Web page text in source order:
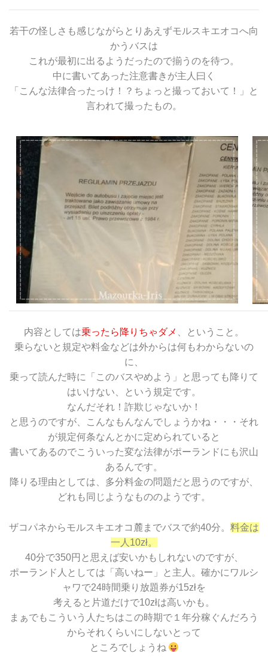
若干の怪しさも感じながらとりあえずモルスキエオコへ向
かうバスは
これが最初に出るようだったので揃うのを待つ。
中に書いてあった注意書きが主人曰く
「こんな法律合ったっけ！？ちょっと撮っておいて！」と
言われて撮ったもの。
内容としては乗ったら降りちゃダメ 、ということ。
乗らないと規定や料金などは外からは何もわからないの
に、
乗って読んだ時に「このバスやめよう」と思っても降りて
はいけない、という規定です。
なんだそれ！詐欺じゃないか！
と思うのですが、こんなもんなんでしょうかね・・・それ
が規定何条なんとかに定められていると
書いてあるのでこういった変な法律がポーランドにも沢山
あるんです。
降りる理由としては、多分料金の問題だと思うのですが、
どれも同じようなもののようです。
ザコパネからモルスキエオコ麓までバスで約40分。 料金は
一人10zł。
40分で350円と思えば安いかもしれないのですが、
ポーランド人としては「高いねー」と主人。確かにワルシ
ャワで24時間乗り放題券が15złを
考えると片道だけで10złは高いかも。
まぁでもこういう人たちはこの時期で１年分稼ぐんだろう
からそれくらいにしないとって
ところでしょうね